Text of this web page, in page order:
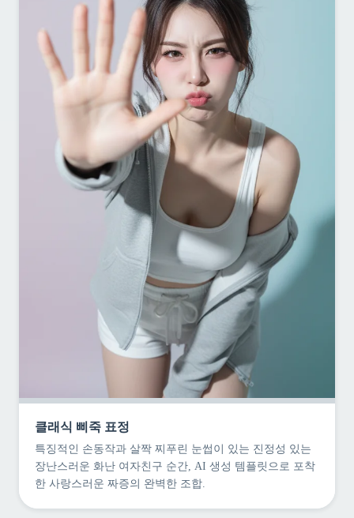
클래식 삐죽 표정
특징적인 손동작과 살짝 찌푸린 눈썹이 있는 진정성 있는
장난스러운 화난 여자친구 순간, AI 생성 템플릿으로 포착
한 사랑스러운 짜증의 완벽한 조합.